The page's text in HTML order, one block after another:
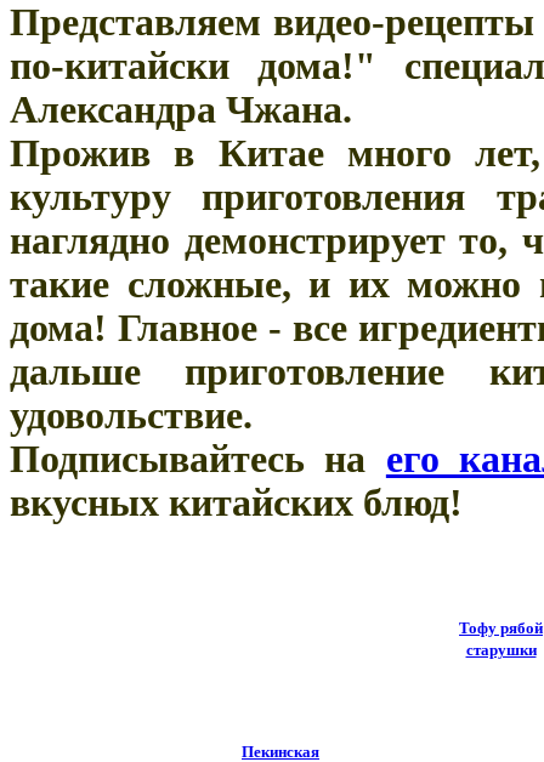
Представляем видео-
по-китайски дома!"
Александра Чжана.
Прожив в Китае много
культуру приготовления
наглядно демонстрирует то,
такие сложные, и их можно
дома! Главное - все
дальше приготовление
удовольствие.
Подписывайтесь на его
вкусных китайских блюд!
Тофу рябой
старушки
Пекинская